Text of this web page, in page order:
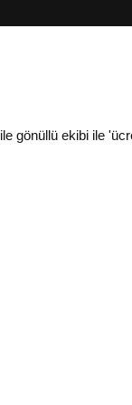
gönüllü ekibi ile